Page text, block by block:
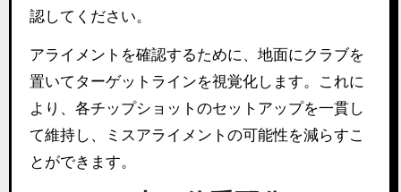
認してください。
アライメントを確認するために、地面にクラブを
置いてターゲットラインを視覚化します。これに
より、各チップショットのセットアップを一貫し
て維持し、ミスアライメントの可能性を減らすこ
とができます。